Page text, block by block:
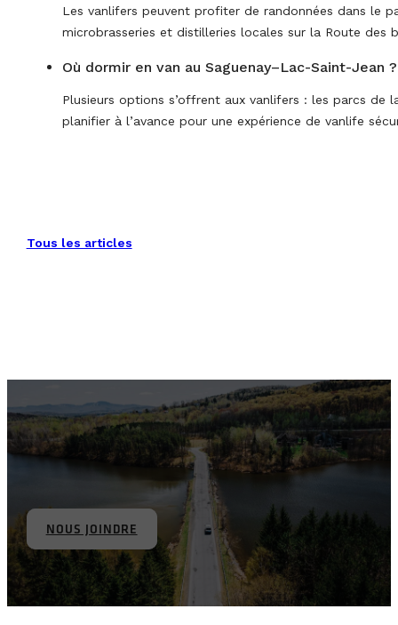
Les vanlifers peuvent profiter de randonnées dans le
microbrasseries et distilleries locales sur la Route des
Où dormir en van au Saguenay–Lac-Saint-Jean ?
Plusieurs options s’offrent aux vanlifers : les parcs de
planifier à l’avance pour une expérience de vanlife
Tous les articles
NOUS JOINDRE